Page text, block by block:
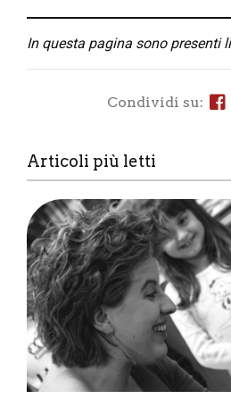
In questa pagina sono presenti
Condividi su:
Articoli più letti